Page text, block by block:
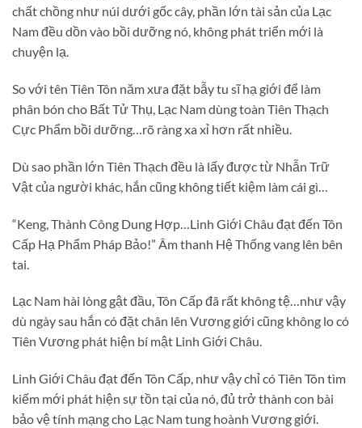
chất chồng như núi dưới gốc cây, phần lớn tài sản của Lạc
Nam đều dồn vào bồi dưỡng nó, không phát triển mới là
chuyện lạ.
So với tên Tiên Tôn năm xưa đặt bẫy tu sĩ hạ giới để làm
phân bón cho Bất Tử Thụ, Lạc Nam dùng toàn Tiên Thạch
Cực Phẩm bồi dưỡng…rõ ràng xa xỉ hơn rất nhiều.
Dù sao phần lớn Tiên Thạch đều là lấy được từ Nhẫn Trữ
Vật của người khác, hắn cũng không tiết kiệm làm cái gì…
“Keng, Thành Công Dung Hợp…Linh Giới Châu đạt đến Tôn
Cấp Hạ Phẩm Pháp Bảo!” Âm thanh Hệ Thống vang lên bên
tai.
Lạc Nam hài lòng gật đầu, Tôn Cấp đã rất không tệ…như vậy
dù ngày sau hắn có đặt chân lên Vương giới cũng không lo có
Tiên Vương phát hiện bí mật Linh Giới Châu.
Linh Giới Châu đạt đến Tôn Cấp, như vậy chỉ có Tiên Tôn tìm
kiếm mới phát hiện sự tồn tại của nó, đủ trở thành con bài
bảo vệ tính mạng cho Lạc Nam tung hoành Vương giới.